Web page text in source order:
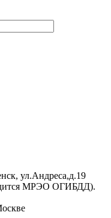
ул.Андреса,д.19
МРЭО ОГИБДД).